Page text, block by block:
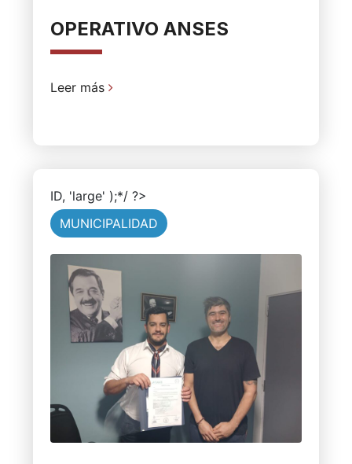
OPERATIVO ANSES
Leer más
ID, 'large' );*/ ?>
MUNICIPALIDAD